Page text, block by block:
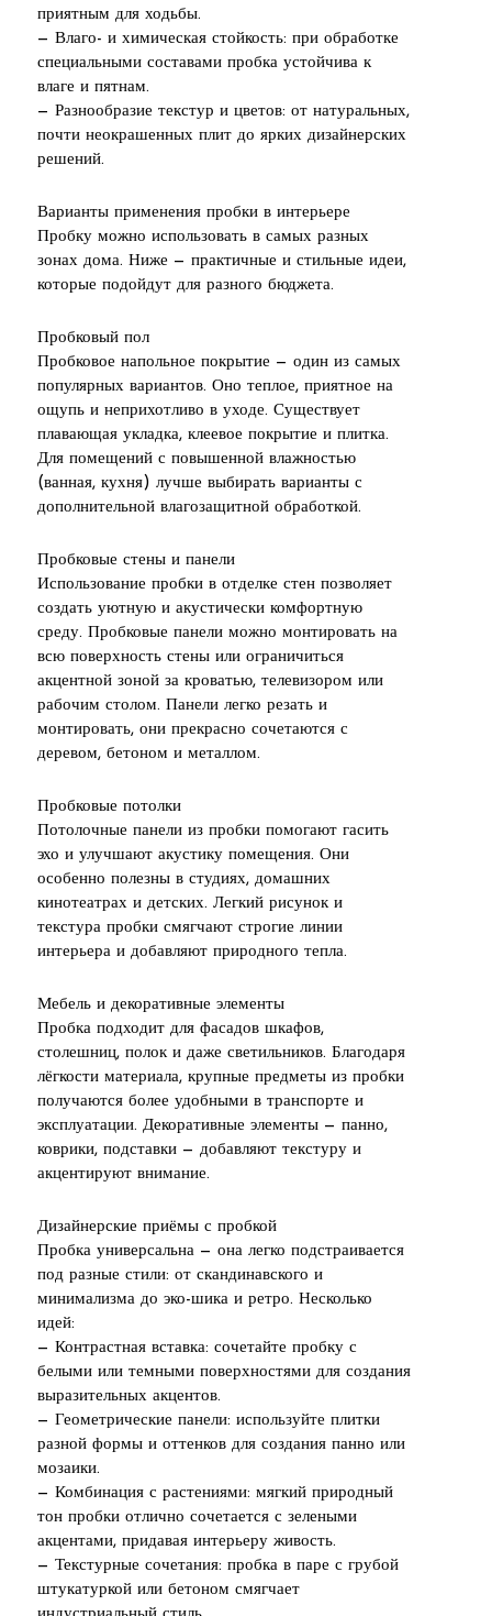
приятным для ходьбы.
— Влаго- и химическая стойкость: при обработке
специальными составами пробка устойчива к
влаге и пятнам.
— Разнообразие текстур и цветов: от натуральных,
почти неокрашенных плит до ярких дизайнерских
решений.
Варианты применения пробки в интерьере
Пробку можно использовать в самых разных
зонах дома. Ниже — практичные и стильные идеи,
которые подойдут для разного бюджета.
Пробковый пол
Пробковое напольное покрытие — один из самых
популярных вариантов. Оно теплое, приятное на
ощупь и неприхотливо в уходе. Существует
плавающая укладка, клеевое покрытие и плитка.
Для помещений с повышенной влажностью
(ванная, кухня) лучше выбирать варианты с
дополнительной влагозащитной обработкой.
Пробковые стены и панели
Использование пробки в отделке стен позволяет
создать уютную и акустически комфортную
среду. Пробковые панели можно монтировать на
всю поверхность стены или ограничиться
акцентной зоной за кроватью, телевизором или
рабочим столом. Панели легко резать и
монтировать, они прекрасно сочетаются с
деревом, бетоном и металлом.
Пробковые потолки
Потолочные панели из пробки помогают гасить
эхо и улучшают акустику помещения. Они
особенно полезны в студиях, домашних
кинотеатрах и детских. Легкий рисунок и
текстура пробки смягчают строгие линии
интерьера и добавляют природного тепла.
Мебель и декоративные элементы
Пробка подходит для фасадов шкафов,
столешниц, полок и даже светильников. Благодаря
лёгкости материала, крупные предметы из пробки
получаются более удобными в транспорте и
эксплуатации. Декоративные элементы — панно,
коврики, подставки — добавляют текстуру и
акцентируют внимание.
Дизайнерские приёмы с пробкой
Пробка универсальна — она легко подстраивается
под разные стили: от скандинавского и
минимализма до эко-шика и ретро. Несколько
идей:
— Контрастная вставка: сочетайте пробку с
белыми или темными поверхностями для создания
выразительных акцентов.
— Геометрические панели: используйте плитки
разной формы и оттенков для создания панно или
мозаики.
— Комбинация с растениями: мягкий природный
тон пробки отлично сочетается с зелеными
акцентами, придавая интерьеру живость.
— Текстурные сочетания: пробка в паре с грубой
штукатуркой или бетоном смягчает